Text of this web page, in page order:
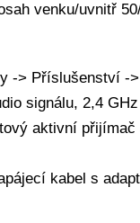
venku/uvnitř
-> Příslušenství -
signálu, 2,4 GHz
aktivní přijímač
kabel s